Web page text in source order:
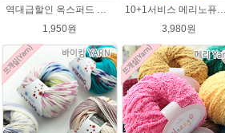
역대급할인 옥스퍼드 나염뜨개실 털실
1,950원
10+1서비스 메리노퓨어울 C 손뜨개질 털실 뜨개실 블랭킷뜨기실
3,980원